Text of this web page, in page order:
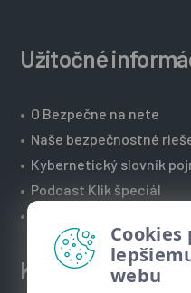
Užitočné
• O Bezpečne na nete
• Naše bezpečnostné
• Kybernetický slovník
• Podcast Klik špeciál
•
Kontakt
webu